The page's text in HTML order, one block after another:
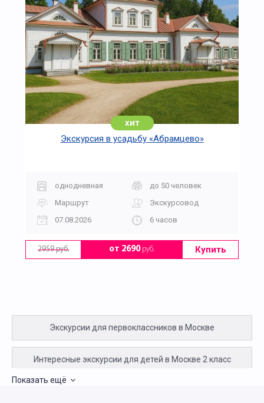
хит
Экскурсия в усадьбу «Абрамцево»
однодневная
до 50 человек
Маршрут
Экскурсовод
07.08.2026
6 часов
2959 руб. от 2690руб. Купить
Экскурсии для первоклассников в Москве
Интересные экскурсии для детей в Москве 2 класс
Показать ещё